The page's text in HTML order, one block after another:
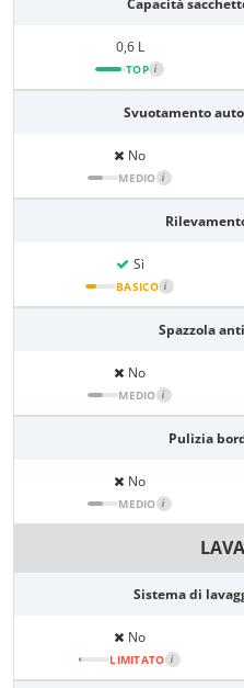
Capacità
0,6 L
TOP i
Svuotamento
No
MEDIO i
Sì
BASICO i
Spazzola
No
MEDIO i
Pulizia
No
MEDIO i
Sistema di
No
LIMITATO i